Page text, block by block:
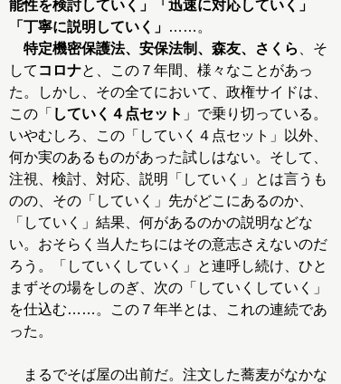
能性を検討していく」「迅速に対応していく」
「丁寧に説明していく」 ……。
特定機密保護法、安保法制、森友、さくら
、そ
して コロナと、この７年間、様々なことがあっ
た。しかし、その全てにおいて、政権サイドは、
この「 していく４点セット 」で乗り切っている。
いやむしろ、この「していく４点セット」以外、
何か実のあるものがあった試しはない。そして、
注視、検討、対応、説明「していく」とは言うも
のの、その「していく」先がどこにあるのか、
「していく」結果、何があるのかの説明などな
い。おそらく当人たちにはその意志さえないのだ
ろう。「していくしていく」と連呼し続け、ひと
まずその場をしのぎ、次の「していくしていく」
を仕込む……。この７年半とは、これの連続であ
った。
まるでそば屋の出前だ。注文した蕎麦がなかな